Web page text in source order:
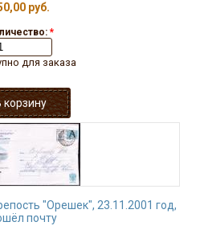
руб.
*
для заказа
"Орешек", 23.11.2001 год,
почту